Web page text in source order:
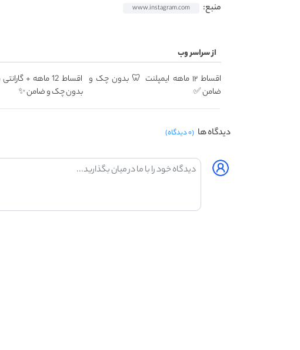
منبع: www.instagram.com
از سراسر وب
اقساط ۱۲ ماهه ایمپلنت 🦷 بدون چک و
ضامن ✅
اقساط 12 ماهه +
بدون چک و ضامن ✨
دیدگاه ها (۰ دیدگاه)